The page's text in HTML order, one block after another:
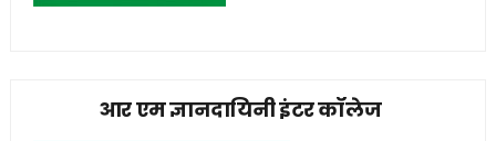
आर एम ज्ञानदायिनी इंटर कॉलेज